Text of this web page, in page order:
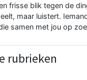
frisse blik tegen de
maar luistert.
samen met jou op
rubrieken